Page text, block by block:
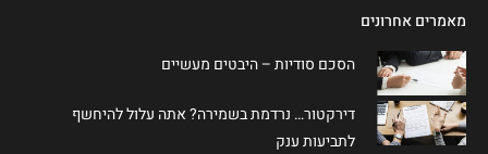
מאמרים אחרונים
הסכם סודיות – היבטים מעשיים
דירקטור… נרדמת בשמירה? אתה עלול להיחשף
לתביעות ענק